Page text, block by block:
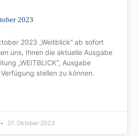
2023
2023 „Weitblick“ ab sofort
uns, Ihnen die aktuelle Ausgabe
„WEITBLICK“, Ausgabe
stellen zu können.
27. Oktober 2023